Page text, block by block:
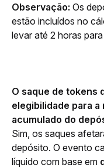
Observação: Os
estão incluídos no
levar até 2 horas
O saque de tokens
elegibilidade para
acumulado do
Sim, os saques
depósito. O evento
líquido com base em